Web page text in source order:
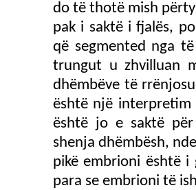
do të thotë mish
pak i saktë i fjalës,
që segmented nga
trungut u zhvilluan
dhëmbëve të
është një interpretim
është jo e saktë
shenja dhëmbësh,
pikë embrioni është
para se embrioni të